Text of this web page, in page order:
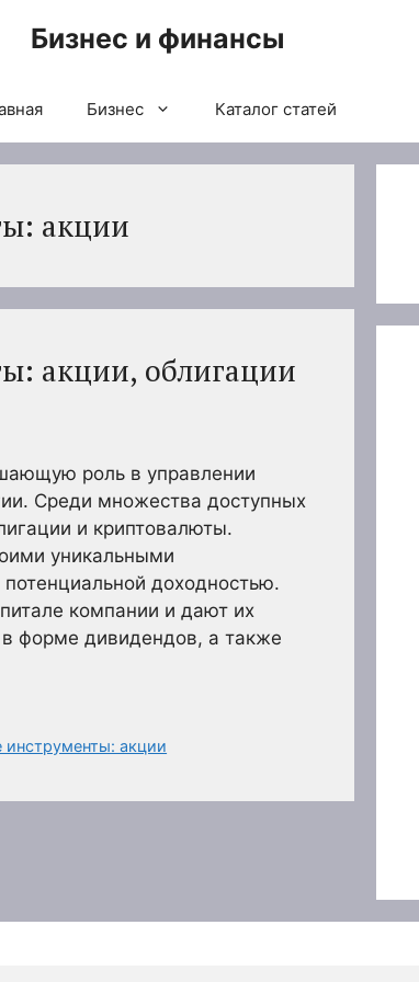
Бизнес и финансы
Бизнес Каталог статей
акции
акции, облигации
роль в управлении
Среди множества доступных
и криптовалюты.
уникальными
доходностью.
компании и дают их
форме дивидендов, а также
инструменты: акции